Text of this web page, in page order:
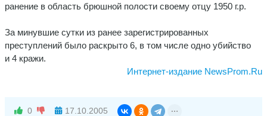
ранение в область брюшной полости своему отцу 1950 г.р.
За минувшие сутки из ранее зарегистрированных
преступлений было раскрыто 6, в том числе одно убийство
и 4 кражи.
Интернет-издание NewsProm.Ru
0 17.10.2005